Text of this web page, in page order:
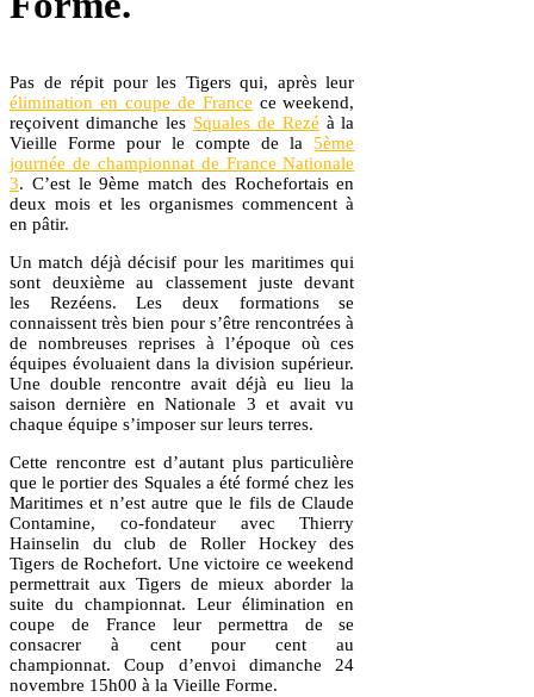
Pas de répit pour les Tigers qui, après leur
élimination en coupe de France ce weekend,
reçoivent dimanche les Squales de Rezé à la
Vieille Forme pour le compte de la5ème
journée de championnat de France Nationale
3. C’est le 9ème match des Rochefortais en
deux mois et les organismes commencent à
en pâtir.
Un match déjà décisif pour les maritimes qui
sont deuxième au classement juste devant
les Rezéens. Les deux formations se
connaissent très bien pour s’être rencontrées à
de nombreuses reprises à l’époque où ces
équipes évoluaient dans la division supérieur.
Une double rencontre avait déjà eu lieu la
saison dernière en Nationale 3 et avait vu
chaque équipe s’imposer sur leurs terres.
Cette rencontre est d’autant plus particulière
que le portier des Squales a été formé chez les
Maritimes et n’est autre que le fils de Claude
Contamine, co-fondateur avec Thierry
Hainselin du club de Roller Hockey des
Tigers de Rochefort. Une victoire ce weekend
permettrait aux Tigers de mieux aborder la
suite du championnat. Leur élimination en
coupe de France leur permettra de se
consacrer à cent pour cent au
championnat. Coup d’envoi dimanche 24
novembre 15h00 à la Vieille Forme.